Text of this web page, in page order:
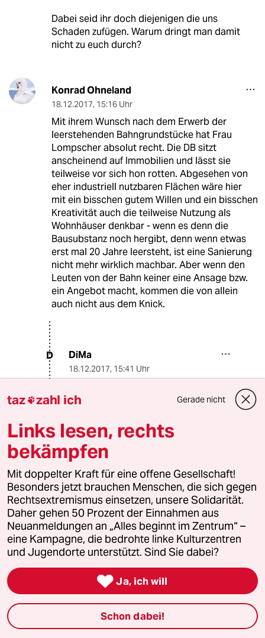
Dabei seid ihr doch diejenigen die uns
Schaden zufügen. Warum dringt man damit
nicht zu euch durch?
Konrad Ohneland
18.12.2017, 15:16 Uhr
Mit ihrem Wunsch nach dem Erwerb der
leerstehenden Bahngrundstücke hat Frau
Lompscher absolut recht. Die DB sitzt
anscheinend auf Immobilien und lässt sie
teilweise vor sich hon rotten. Abgesehen von
eher industriell nutzbaren Flächen wäre hier
mit ein bisschen gutem Willen und ein bisschen
Kreativität auch die teilweise Nutzung als
Wohnhäuser denkbar - wenn es denn die
Bausubstanz noch hergibt, denn wenn etwas
erst mal 20 Jahre leersteht, ist eine Sanierung
nicht mehr wirklich machbar. Aber wenn den
Leuten von der Bahn keiner eine Ansage bzw.
ein Angebot macht, kommen die von allein
auch nicht aus dem Knick.
D DiMa
18.12.2017, 15:41 Uhr
Die Bahn ist teilweise verkaufswillig.
Friedrichshain steht derzeit zum
Verkauf. Der Bezirk ist nur nicht
gewillt, den geforderten
Verkehrswert zu bezahlen.
BL Berlin liebt Wolkenkratzer
19.12.2017 09:55 Uhr
@DiMa:
Und der Bezirk wir von GRÜN und
stellvertretend von den LINKEN
geführt. Mit etwas Nachdenken
erkennt man schnell, dass diese
beiden politischen Gruppen hier reine
Klientelpolitik betreiben und dabei
die Angst mit Begrifflichkeiten wie
taz zahl ich Gerade nicht
Links lesen, rechts
bekämpfen
Mit doppelter Kraft für eine offene Gesellschaft!
Besonders jetzt brauchen Menschen, die sich gegen
Rechtsextremismus einsetzen, unsere Solidarität.
Daher gehen 50 Prozent der Einnahmen aus
Neuanmeldungen an „Alles beginnt im Zentrum“ –
eine Kampagne, die bedrohte linke Kulturzentren
und Jugendorte unterstützt. Sind Sie dabei?
 Ja, ich will
Schon dabei!